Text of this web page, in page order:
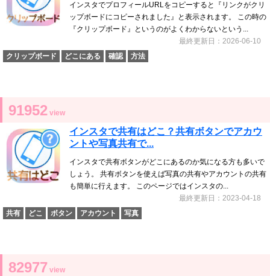
インスタでプロフィールURLをコピーすると『リンクがクリ
ップボードにコピーされました』と表示されます。 この時の
『クリップボード』というのがよくわからないという...
最終更新日：2026-06-10
クリップボード
どこにある 確認 方法
91952 view
インスタで共有はどこ？共有ボタンでアカウ
ントや写真共有で...
インスタで共有ボタンがどこにあるのか気になる方も多いで
しょう。 共有ボタンを使えば写真の共有やアカウントの共有
も簡単に行えます。 このページではインスタの...
最終更新日：2023-04-18
共有
どこ ボタン アカウント 写真
82977 view